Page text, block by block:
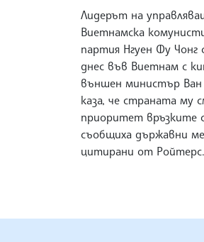
Лидерът на
Виетнамска
партия Нгуен Фу Чонг
днес във Виетнам с
външен министър
каза, че страната му
приоритет връзките
съобщиха държавни
цитирани от Ройтерс.